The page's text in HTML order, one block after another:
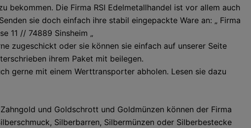
bekommen. Die Firma RSI Edelmetallhandel ist vor allem auch
sie doch einfach ihre stabil eingepackte Ware an: „ Firma
11 // 74889 Sinsheim „
zugeschickt oder sie können sie einfach auf unserer Seite
ihrem Paket mit beilegen.
gerne mit einem Werttransporter abholen. Lesen sie dazu
und Goldschrott und Goldmünzen können der Firma
Silberbarren, Silbermünzen oder Silberbestecke